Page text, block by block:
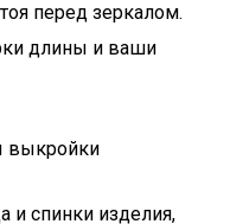
перед зеркалом.
длины и ваши
выкройки
и спинки изделия,